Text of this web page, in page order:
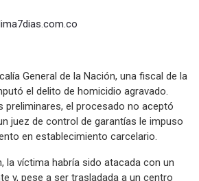
General de la Nación, una fiscal de la
el delito de homicidio agravado.
preliminares, el procesado no aceptó
juez de control de garantías le impuso
en establecimiento carcelario.
la víctima habría sido atacada con un
y, pese a ser trasladada a un centro